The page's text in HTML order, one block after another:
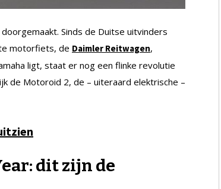
Sinds de Duitse uitvinders
motorfiets, de Daimler Reitwagen,
ligt, staat er nog een flinke revolutie
de Motoroid 2, de – uiteraard elektrische –
dit zijn de